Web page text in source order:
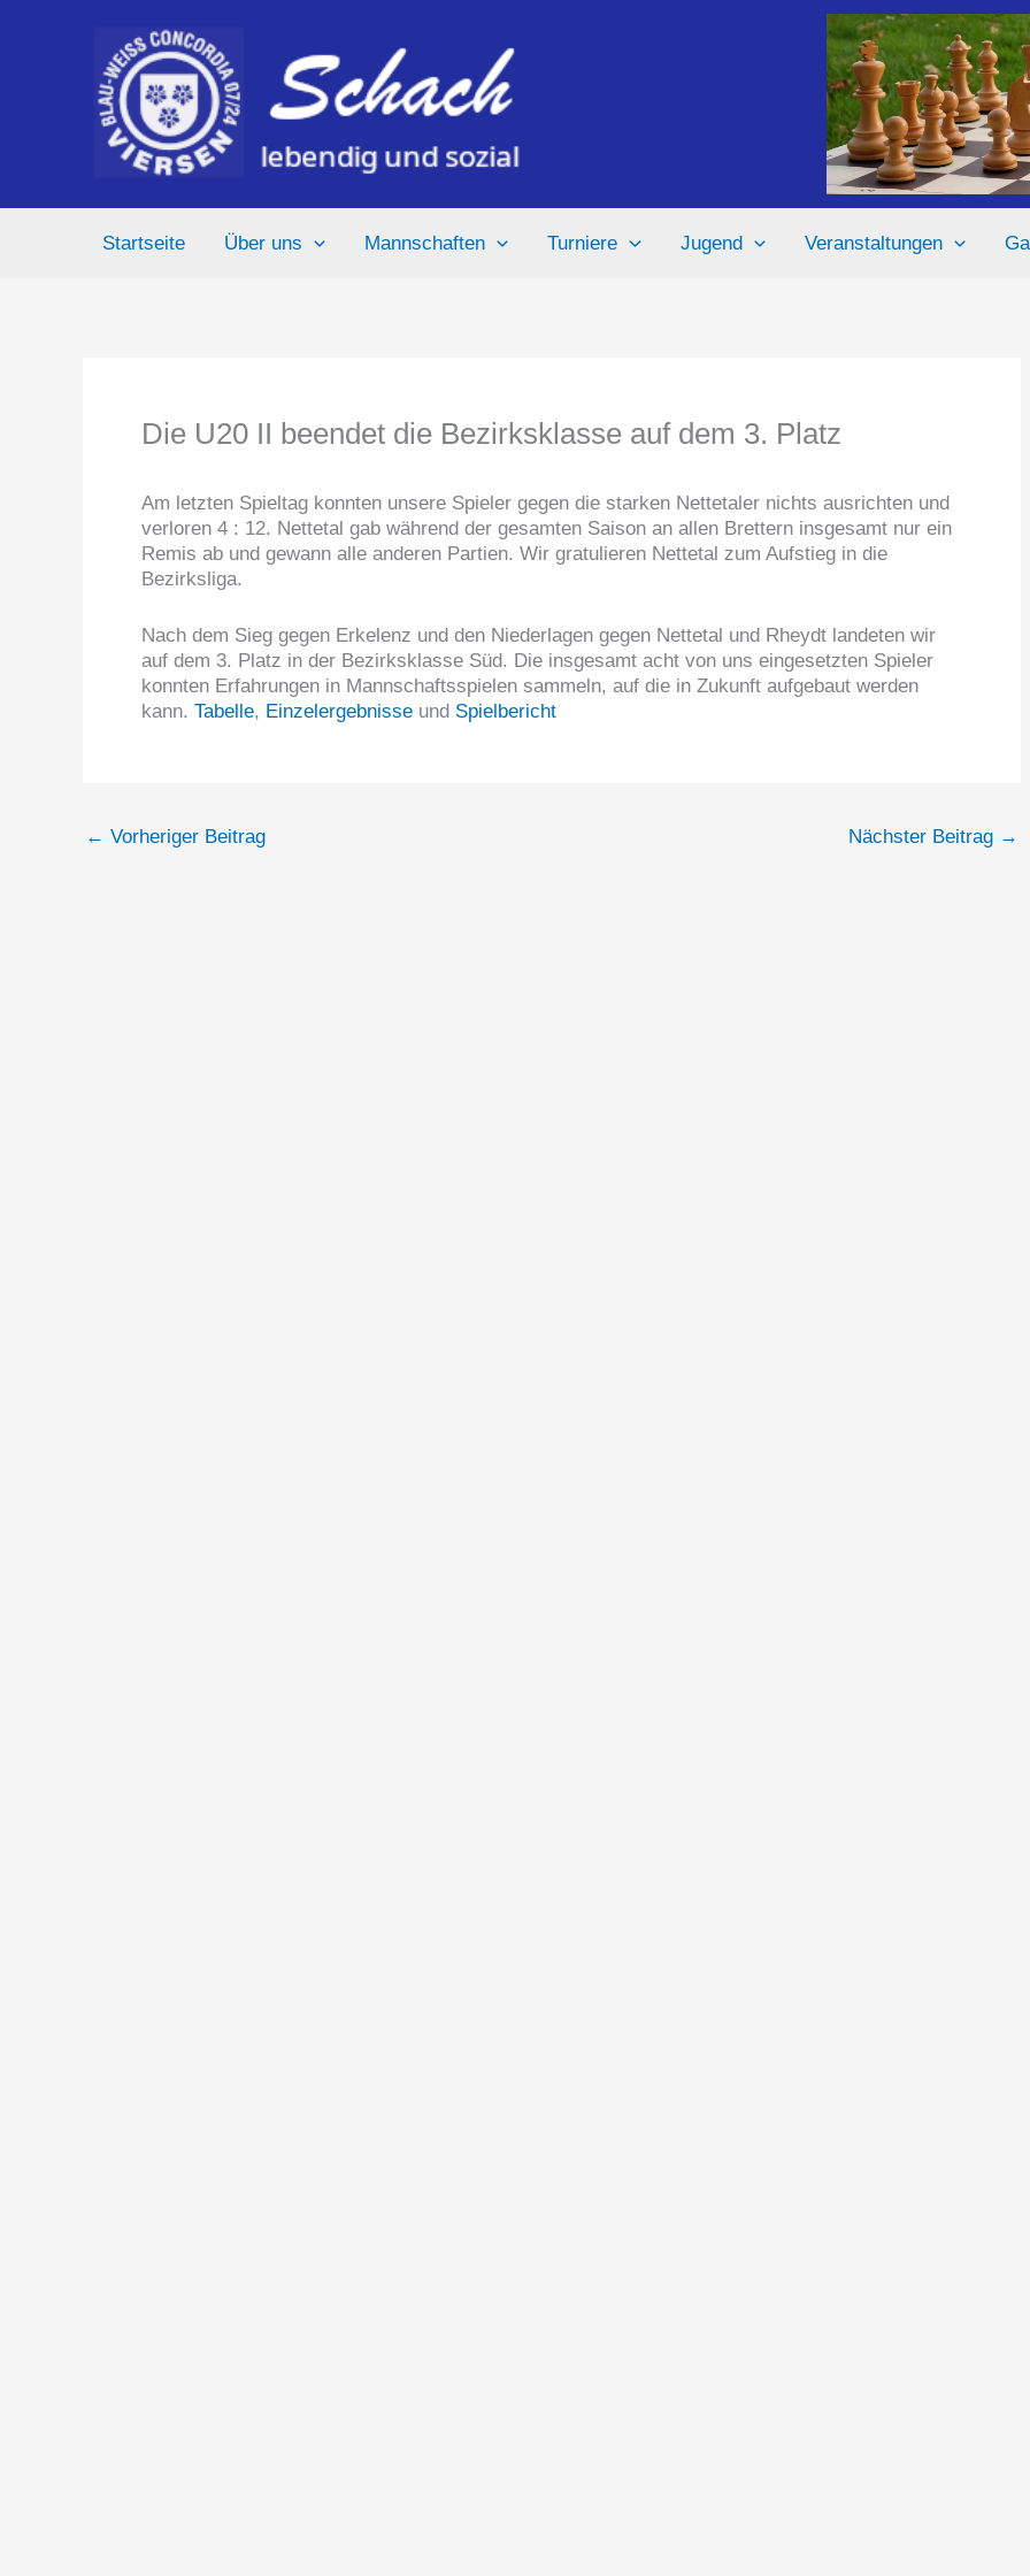
Startseite Über uns Mannschaften Turniere Jugend Veranstaltungen
Die U20 II beendet die Bezirksklasse auf dem 3. Platz
Am letzten Spieltag konnten unsere Spieler gegen die starken Nettetaler nichts ausrichten und
verloren 4 : 12. Nettetal gab während der gesamten Saison an allen Brettern insgesamt nur ein
Remis ab und gewann alle anderen Partien. Wir gratulieren Nettetal zum Aufstieg in die
Bezirksliga.
Nach dem Sieg gegen Erkelenz und den Niederlagen gegen Nettetal und Rheydt landeten wir
auf dem 3. Platz in der Bezirksklasse Süd. Die insgesamt acht von uns eingesetzten Spieler
konnten Erfahrungen in Mannschaftsspielen sammeln, auf die in Zukunft aufgebaut werden
kann. Tabelle, Einzelergebnisse und Spielbericht
← Vorheriger Beitrag Nächster Beitrag →